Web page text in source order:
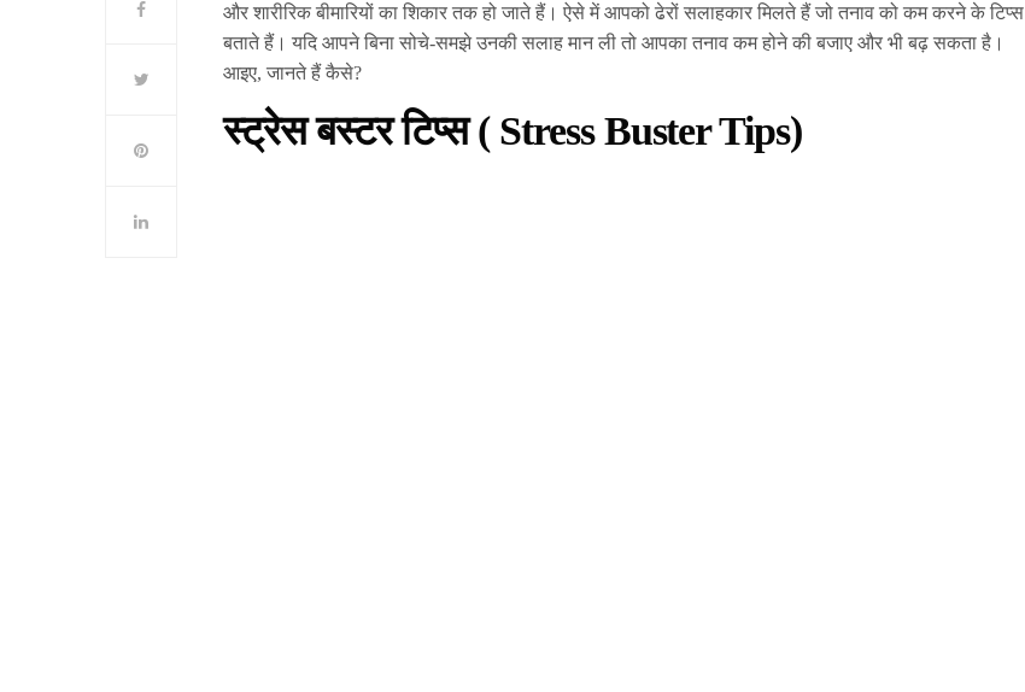
और शारीरिक बीमारियों का शिकार तक हो जाते हैं। ऐसे में आपको ढेरों सलाहकार मिलते हैं जो तनाव को कम करने के टिप्स
बताते हैं। यदि आपने बिना सोचे-समझे उनकी सलाह मान ली तो आपका तनाव कम होने की बजाए और भी बढ़ सकता है।
आइए, जानते हैं कैसे?
स्ट्रेस बस्टर टिप्स ( Stress Buster Tips)